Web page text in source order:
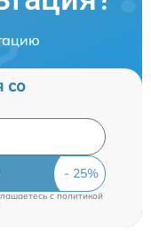
со
c политикой